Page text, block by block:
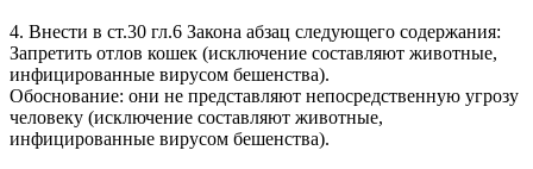
4. Внести в ст.30 гл.6 Закона абзац следующего содержания:
Запретить отлов кошек (исключение составляют животные,
инфицированные вирусом бешенства).
Обоснование: они не представляют непосредственную угрозу
человеку (исключение составляют животные,
инфицированные вирусом бешенства).